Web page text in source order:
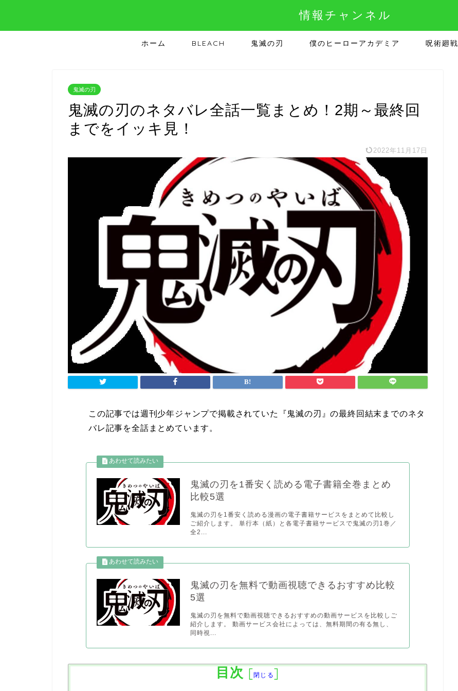
情報チャンネル
ホーム BLEACH 鬼滅の刃 僕のヒーローアカデミア 呪術廻戦
鬼滅の刃
鬼滅の刃のネタバレ全話一覧まとめ！2期～最終回
までをイッキ見！
2022年11月17日
この記事では週刊少年ジャンプで掲載されていた『鬼滅の刃』の最終回結末までのネタ
バレ記事を全話まとめています。
鬼滅の刃を1番安く読める電子書籍全巻まとめ
比較5選
鬼滅の刃を1番安く読める漫画の電子書籍サービスをまとめて比較し
ご紹介します。 単行本（紙）と各電子書籍サービスで鬼滅の刃1巻／
全2...
鬼滅の刃を無料で動画視聴できるおすすめ比較
5選
鬼滅の刃を無料で動画視聴できるおすすめの動画サービスを比較しご
紹介します。 動画サービス会社によっては、無料期間の有る無し、
同時視...
目次 [閉じる]